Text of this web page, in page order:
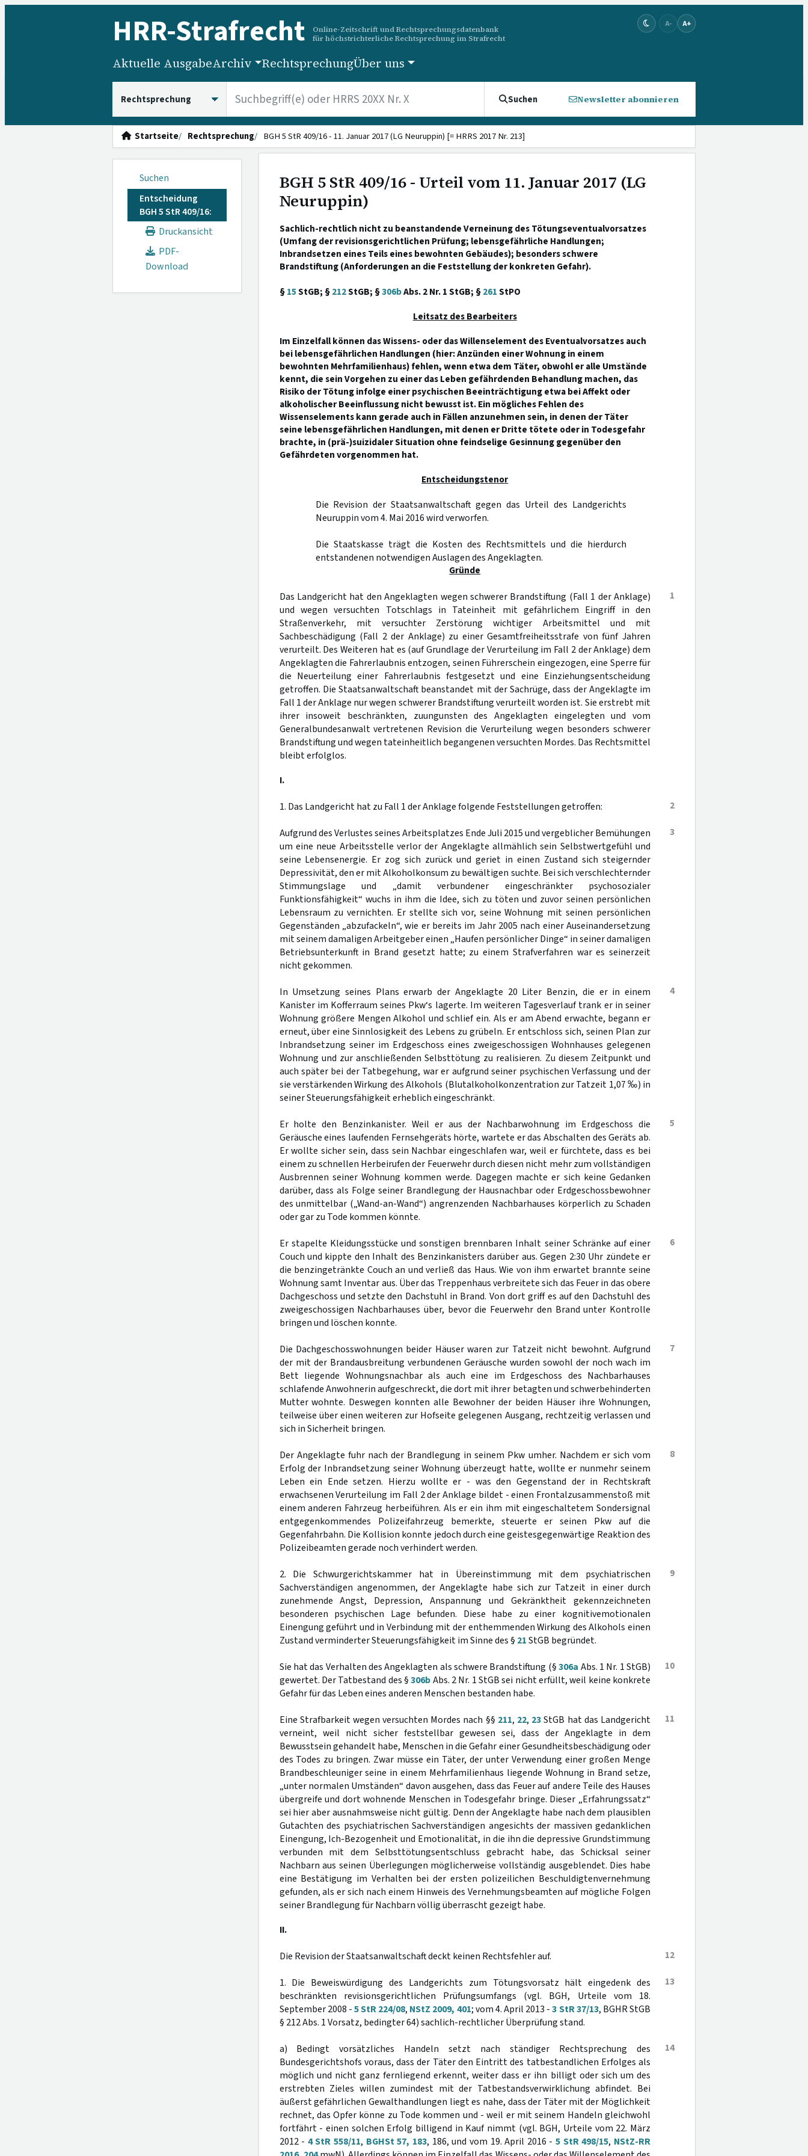
HRR-Strafrecht
Online-Zeitschrift und Rechtsprechungsdatenbank
für höchstrichterliche Rechtsprechung im Strafrecht
A- A+
Aktuelle AusgabeArchiv RechtsprechungÜber uns
Suchen Newsletter abonnieren
Startseite Rechtsprechung BGH 5 StR 409/16 - 11. Januar 2017 (LG Neuruppin) [= HRRS 2017 Nr. 213]
Suchen
Entscheidung
BGH 5 StR 409/16:
Druckansicht
PDF-
Download
BGH 5 StR 409/16 - Urteil vom 11. Januar 2017 (LG
Neuruppin)
Sachlich-rechtlich nicht zu beanstandende Verneinung des Tötungseventualvorsatzes
(Umfang der revisionsgerichtlichen Prüfung; lebensgefährliche Handlungen;
Inbrandsetzen eines Teils eines bewohnten Gebäudes); besonders schwere
Brandstiftung (Anforderungen an die Feststellung der konkreten Gefahr).
§15StGB; §212StGB; §306bAbs. 2 Nr. 1 StGB; §261StPO
Leitsatz des Bearbeiters
Im Einzelfall können das Wissens- oder das Willenselement des Eventualvorsatzes auch
bei lebensgefährlichen Handlungen (hier: Anzünden einer Wohnung in einem
bewohnten Mehrfamilienhaus) fehlen, wenn etwa dem Täter, obwohl er alle Umstände
kennt, die sein Vorgehen zu einer das Leben gefährdenden Behandlung machen, das
Risiko der Tötung infolge einer psychischen Beeinträchtigung etwa bei Affekt oder
alkoholischer Beeinflussung nicht bewusst ist. Ein mögliches Fehlen des
Wissenselements kann gerade auch in Fällen anzunehmen sein, in denen der Täter
seine lebensgefährlichen Handlungen, mit denen er Dritte tötete oder in Todesgefahr
brachte, in (prä-)suizidaler Situation ohne feindselige Gesinnung gegenüber den
Gefährdeten vorgenommen hat.
Entscheidungstenor
Die Revision der Staatsanwaltschaft gegen das Urteil des Landgerichts
Neuruppin vom 4. Mai 2016 wird verworfen.
Die Staatskasse trägt die Kosten des Rechtsmittels und die hierdurch
entstandenen notwendigen Auslagen des Angeklagten.
Gründe
1
Das Landgericht hat den Angeklagten wegen schwerer Brandstiftung (Fall 1 der Anklage)
und wegen versuchten Totschlags in Tateinheit mit gefährlichem Eingriff in den
Straßenverkehr, mit versuchter Zerstörung wichtiger Arbeitsmittel und mit
Sachbeschädigung (Fall 2 der Anklage) zu einer Gesamtfreiheitsstrafe von fünf Jahren
verurteilt. Des Weiteren hat es (auf Grundlage der Verurteilung im Fall 2 der Anklage) dem
Angeklagten die Fahrerlaubnis entzogen, seinen Führerschein eingezogen, eine Sperre für
die Neuerteilung einer Fahrerlaubnis festgesetzt und eine Einziehungsentscheidung
getroffen. Die Staatsanwaltschaft beanstandet mit der Sachrüge, dass der Angeklagte im
Fall 1 der Anklage nur wegen schwerer Brandstiftung verurteilt worden ist. Sie erstrebt mit
ihrer insoweit beschränkten, zuungunsten des Angeklagten eingelegten und vom
Generalbundesanwalt vertretenen Revision die Verurteilung wegen besonders schwerer
Brandstiftung und wegen tateinheitlich begangenen versuchten Mordes. Das Rechtsmittel
bleibt erfolglos.
I.
2
1. Das Landgericht hat zu Fall 1 der Anklage folgende Feststellungen getroffen:
3
Aufgrund des Verlustes seines Arbeitsplatzes Ende Juli 2015 und vergeblicher Bemühungen
um eine neue Arbeitsstelle verlor der Angeklagte allmählich sein Selbstwertgefühl und
seine Lebensenergie. Er zog sich zurück und geriet in einen Zustand sich steigernder
Depressivität, den er mit Alkoholkonsum zu bewältigen suchte. Bei sich verschlechternder
Stimmungslage und „damit verbundener eingeschränkter psychosozialer
Funktionsfähigkeit“ wuchs in ihm die Idee, sich zu töten und zuvor seinen persönlichen
Lebensraum zu vernichten. Er stellte sich vor, seine Wohnung mit seinen persönlichen
Gegenständen „abzufackeln“, wie er bereits im Jahr 2005 nach einer Auseinandersetzung
mit seinem damaligen Arbeitgeber einen „Haufen persönlicher Dinge“ in seiner damaligen
Betriebsunterkunft in Brand gesetzt hatte; zu einem Strafverfahren war es seinerzeit
nicht gekommen.
4
In Umsetzung seines Plans erwarb der Angeklagte 20 Liter Benzin, die er in einem
Kanister im Kofferraum seines Pkw‘s lagerte. Im weiteren Tagesverlauf trank er in seiner
Wohnung größere Mengen Alkohol und schlief ein. Als er am Abend erwachte, begann er
erneut, über eine Sinnlosigkeit des Lebens zu grübeln. Er entschloss sich, seinen Plan zur
Inbrandsetzung seiner im Erdgeschoss eines zweigeschossigen Wohnhauses gelegenen
Wohnung und zur anschließenden Selbsttötung zu realisieren. Zu diesem Zeitpunkt und
auch später bei der Tatbegehung, war er aufgrund seiner psychischen Verfassung und der
sie verstärkenden Wirkung des Alkohols (Blutalkoholkonzentration zur Tatzeit 1,07 ‰) in
seiner Steuerungsfähigkeit erheblich eingeschränkt.
5
Er holte den Benzinkanister. Weil er aus der Nachbarwohnung im Erdgeschoss die
Geräusche eines laufenden Fernsehgeräts hörte, wartete er das Abschalten des Geräts ab.
Er wollte sicher sein, dass sein Nachbar eingeschlafen war, weil er fürchtete, dass es bei
einem zu schnellen Herbeirufen der Feuerwehr durch diesen nicht mehr zum vollständigen
Ausbrennen seiner Wohnung kommen werde. Dagegen machte er sich keine Gedanken
darüber, dass als Folge seiner Brandlegung der Hausnachbar oder Erdgeschossbewohner
des unmittelbar („Wand-an-Wand“) angrenzenden Nachbarhauses körperlich zu Schaden
oder gar zu Tode kommen könnte.
6
Er stapelte Kleidungsstücke und sonstigen brennbaren Inhalt seiner Schränke auf einer
Couch und kippte den Inhalt des Benzinkanisters darüber aus. Gegen 2:30 Uhr zündete er
die benzingetränkte Couch an und verließ das Haus. Wie von ihm erwartet brannte seine
Wohnung samt Inventar aus. Über das Treppenhaus verbreitete sich das Feuer in das obere
Dachgeschoss und setzte den Dachstuhl in Brand. Von dort griff es auf den Dachstuhl des
zweigeschossigen Nachbarhauses über, bevor die Feuerwehr den Brand unter Kontrolle
bringen und löschen konnte.
7
Die Dachgeschosswohnungen beider Häuser waren zur Tatzeit nicht bewohnt. Aufgrund
der mit der Brandausbreitung verbundenen Geräusche wurden sowohl der noch wach im
Bett liegende Wohnungsnachbar als auch eine im Erdgeschoss des Nachbarhauses
schlafende Anwohnerin aufgeschreckt, die dort mit ihrer betagten und schwerbehinderten
Mutter wohnte. Deswegen konnten alle Bewohner der beiden Häuser ihre Wohnungen,
teilweise über einen weiteren zur Hofseite gelegenen Ausgang, rechtzeitig verlassen und
sich in Sicherheit bringen.
8
Der Angeklagte fuhr nach der Brandlegung in seinem Pkw umher. Nachdem er sich vom
Erfolg der Inbrandsetzung seiner Wohnung überzeugt hatte, wollte er nunmehr seinem
Leben ein Ende setzen. Hierzu wollte er - was den Gegenstand der in Rechtskraft
erwachsenen Verurteilung im Fall 2 der Anklage bildet - einen Frontalzusammenstoß mit
einem anderen Fahrzeug herbeiführen. Als er ein ihm mit eingeschaltetem Sondersignal
entgegenkommendes Polizeifahrzeug bemerkte, steuerte er seinen Pkw auf die
Gegenfahrbahn. Die Kollision konnte jedoch durch eine geistesgegenwärtige Reaktion des
Polizeibeamten gerade noch verhindert werden.
9
2. Die Schwurgerichtskammer hat in Übereinstimmung mit dem psychiatrischen
Sachverständigen angenommen, der Angeklagte habe sich zur Tatzeit in einer durch
zunehmende Angst, Depression, Anspannung und Gekränktheit gekennzeichneten
besonderen psychischen Lage befunden. Diese habe zu einer kognitivemotionalen
Einengung geführt und in Verbindung mit der enthemmenden Wirkung des Alkohols einen
Zustand verminderter Steuerungsfähigkeit im Sinne des § 21StGB begründet.
10
Sie hat das Verhalten des Angeklagten als schwere Brandstiftung (§306a Abs. 1 Nr. 1 StGB)
gewertet. Der Tatbestand des §306bAbs. 2 Nr. 1 StGB sei nicht erfüllt, weil keine konkrete
Gefahr für das Leben eines anderen Menschen bestanden habe.
11
Eine Strafbarkeit wegen versuchten Mordes nach §§ 211, 22, 23StGB hat das Landgericht
verneint, weil nicht sicher feststellbar gewesen sei, dass der Angeklagte in dem
Bewusstsein gehandelt habe, Menschen in die Gefahr einer Gesundheitsbeschädigung oder
des Todes zu bringen. Zwar müsse ein Täter, der unter Verwendung einer großen Menge
Brandbeschleuniger seine in einem Mehrfamilienhaus liegende Wohnung in Brand setze,
„unter normalen Umständen“ davon ausgehen, dass das Feuer auf andere Teile des Hauses
übergreife und dort wohnende Menschen in Todesgefahr bringe. Dieser „Erfahrungssatz“
sei hier aber ausnahmsweise nicht gültig. Denn der Angeklagte habe nach dem plausiblen
Gutachten des psychiatrischen Sachverständigen angesichts der massiven gedanklichen
Einengung, Ich-Bezogenheit und Emotionalität, in die ihn die depressive Grundstimmung
verbunden mit dem Selbsttötungsentschluss gebracht habe, das Schicksal seiner
Nachbarn aus seinen Überlegungen möglicherweise vollständig ausgeblendet. Dies habe
eine Bestätigung im Verhalten bei der ersten polizeilichen Beschuldigtenvernehmung
gefunden, als er sich nach einem Hinweis des Vernehmungsbeamten auf mögliche Folgen
seiner Brandlegung für Nachbarn völlig überrascht gezeigt habe.
II.
12
Die Revision der Staatsanwaltschaft deckt keinen Rechtsfehler auf.
13
1. Die Beweiswürdigung des Landgerichts zum Tötungsvorsatz hält eingedenk des
beschränkten revisionsgerichtlichen Prüfungsumfangs (vgl. BGH, Urteile vom 18.
September 2008 -5 StR 224/08, NStZ 2009, 401; vom 4. April 2013 -3 StR 37/13, BGHR StGB
§ 212 Abs. 1 Vorsatz, bedingter 64) sachlich-rechtlicher Überprüfung stand.
14
a) Bedingt vorsätzliches Handeln setzt nach ständiger Rechtsprechung des
Bundesgerichtshofs voraus, dass der Täter den Eintritt des tatbestandlichen Erfolges als
möglich und nicht ganz fernliegend erkennt, weiter dass er ihn billigt oder sich um des
erstrebten Zieles willen zumindest mit der Tatbestandsverwirklichung abfindet. Bei
äußerst gefährlichen Gewalthandlungen liegt es nahe, dass der Täter mit der Möglichkeit
rechnet, das Opfer könne zu Tode kommen und - weil er mit seinem Handeln gleichwohl
fortfährt - einen solchen Erfolg billigend in Kauf nimmt (vgl. BGH, Urteile vom 22. März
2012 - 4 StR 558/11, BGHSt 57, 183, 186, und vom 19. April 2016 -5 StR 498/15, NStZ-RR